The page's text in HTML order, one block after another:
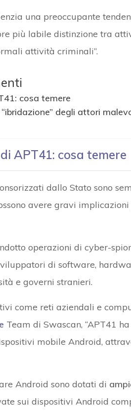
una preoccupante
più labile distinzione tra
attività criminali”.
cosa temere
degli attori
APT41: cosa temere
dallo Stato sono
avere gravi
operazioni di cyber-
di software,
e governi stranieri.
come reti aziendali e
Team di Swascan, “APT41
mobile Android,
Android sono dotati di
sui dispositivi Android